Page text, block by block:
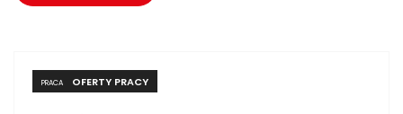
PRACA OFERTY PRACY